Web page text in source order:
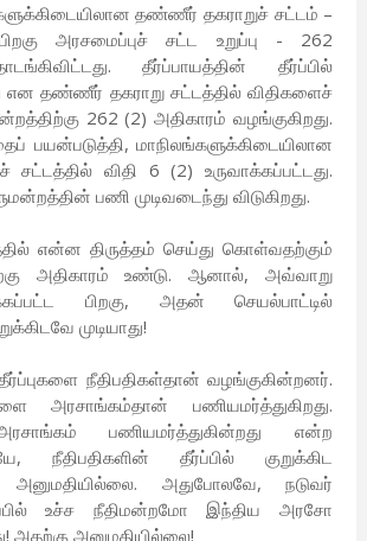
தண்ணீர் தகராறுச் சட்டம் –
பிறகு அரசமைப்புச் சட்ட உறுப்பு - 262
தீர்ப்பாயத்தின் தீர்ப்பில்
என தண்ணீர் தகராறு சட்டத்தில் விதிகளைச்
262 (2) அதிகாரம் வழங்குகிறது.
பயன்படுத்தி, மாநிலங்களுக்கிடையிலான
விதி 6 (2) உருவாக்கப்பட்டது.
பணி முடிவடைந்து விடுகிறது.
என்ன திருத்தம் செய்து கொள்வதற்கும்
அதிகாரம் உண்டு. ஆனால், அவ்வாறு
பிறகு, அதன் செயல்பாட்டில்
முடியாது!
நீதிபதிகள்தான் வழங்குகின்றனர்.
அரசாங்கம்தான் பணியமர்த்துகிறது.
பணியமர்த்துகின்றது என்ற
நீதிபதிகளின் தீர்ப்பில் குறுக்கிட
அனுமதியில்லை. அதுபோலவே, நடுவர்
உச்ச நீதிமன்றமோ இந்திய அரசோ
அதற்கு அனுமதியில்லை!